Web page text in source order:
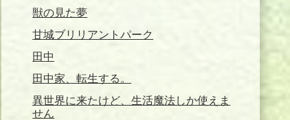
獣の見た夢
甘城ブリリアントパーク
田中
田中家、転生する。
異世界に来たけど、生活魔法しか使えま
せん